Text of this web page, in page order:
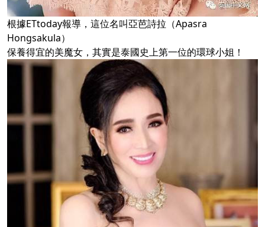
根據ETtoday報導，這位名叫亞芭詩拉（Apasra
Hongsakula）
保養得宜的美魔女，其實是泰國史上第一位的環球小姐！